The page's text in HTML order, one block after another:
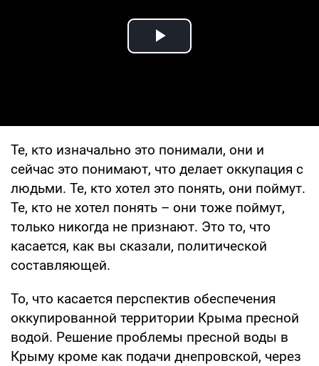
Play Video
Те, кто изначально это понимали, они и
сейчас это понимают, что делает оккупация с
людьми. Те, кто хотел это понять, они поймут.
Те, кто не хотел понять – они тоже поймут,
только никогда не признают. Это то, что
касается, как вы сказали, политической
составляющей.
То, что касается перспектив обеспечения
оккупированной территории Крыма пресной
водой. Решение проблемы пресной воды в
Крыму кроме как подачи днепровской, через